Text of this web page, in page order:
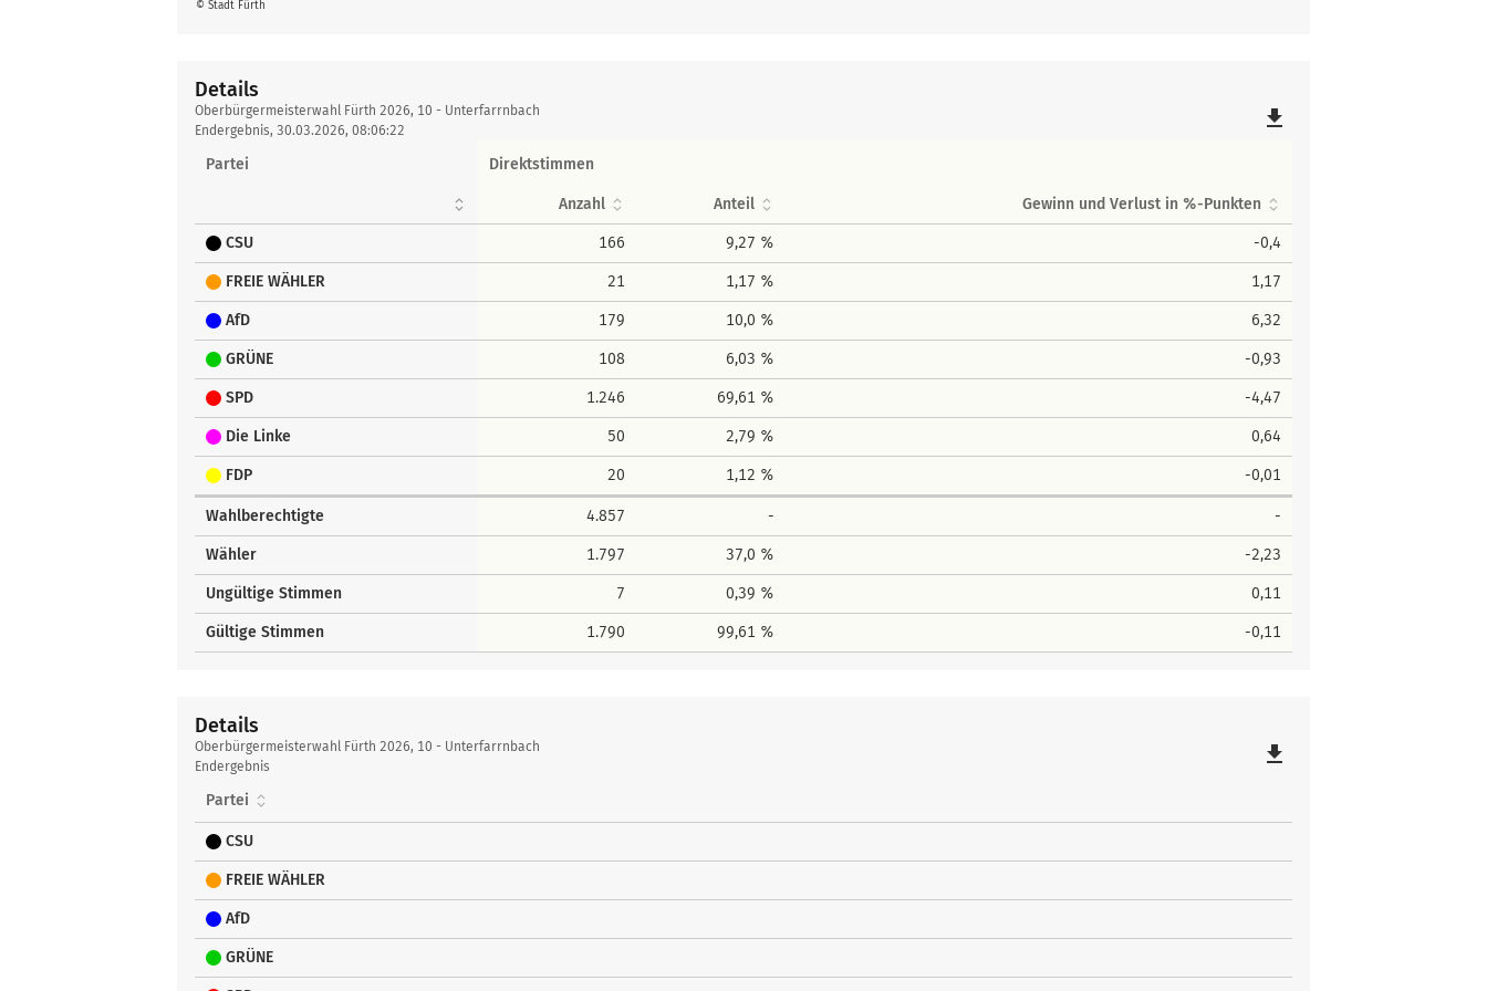
© Stadt Fürth
Details
Details
Oberbürgermeisterwahl Fürth 2026, 10 - Unterfarrnbach
Endergebnis, 30.03.2026, 08:06:22
file_download
Partei Direktstimmen
Anzahl Anteil Gewinn und Verlust in %-Punkten
CSU 166 9,27 % -0,4
FREIE WÄHLER 21 1,17 % 1,17
AfD 179 10,0 % 6,32
GRÜNE 108 6,03 % -0,93
SPD 1.246 69,61 % -4,47
Die Linke 50 2,79 % 0,64
FDP 20 1,12 % -0,01
Wahlberechtigte 4.857 - -
Wähler 1.797 37,0 % -2,23
Ungültige Stimmen 7 0,39 % 0,11
Gültige Stimmen 1.790 99,61 % -0,11
Details
Details
Oberbürgermeisterwahl Fürth 2026, 10 - Unterfarrnbach
Endergebnis
file_download
Partei
CSU
FREIE WÄHLER
AfD
GRÜNE